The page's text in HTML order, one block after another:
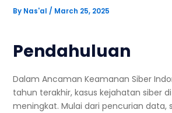
By Nas'al / March 25, 2025
Pendahuluan
Dalam Ancaman Keamanan Siber
tahun terakhir, kasus kejahatan siber
meningkat. Mulai dari pencurian data,